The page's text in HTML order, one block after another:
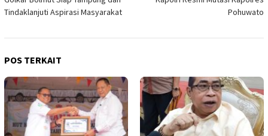
pos
Tindaklanjuti Aspirasi Masyarakat
Pohuwato
POS TERKAIT